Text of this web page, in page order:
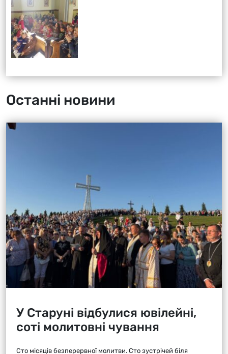
Останні новини
У Старуні відбулися ювілейні,
соті молитовні чування
Сто місяців безперервної молитви. Сто зустрічей біля